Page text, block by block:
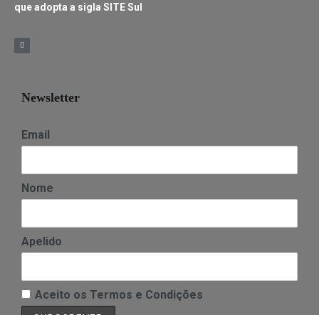
que adopta a sigla SITE Sul
Newsletter
Email
Nome
Apelido
Aceito os Termos e Condições